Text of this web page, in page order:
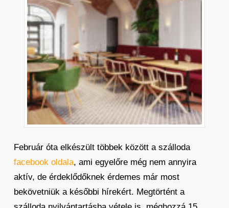
Február óta elkészült többek között a szálloda
facebook oldala, ami egyelőre még nem annyira
aktív, de érdeklődőknek érdemes már most
bekövetniük a későbbi hírekért. Megtörtént a